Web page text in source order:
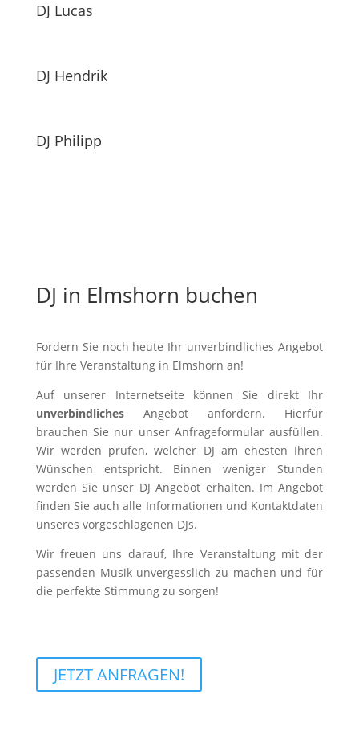
DJ Lucas
DJ Hendrik
DJ Philipp
DJ in Elmshorn buchen
Fordern Sie noch heute Ihr unverbindliches Angebot
für Ihre Veranstaltung in Elmshorn an!
Auf unserer Internetseite können Sie direkt Ihr
unverbindlichesAngebot anfordern. Hierfür
brauchen Sie nur unser Anfrageformular ausfüllen.
Wir werden prüfen, welcher DJ am ehesten Ihren
Wünschen entspricht. Binnen weniger Stunden
werden Sie unser DJ Angebot erhalten. Im Angebot
finden Sie auch alle Informationen und Kontaktdaten
unseres vorgeschlagenen DJs.
Wir freuen uns darauf, Ihre Veranstaltung mit der
passenden Musik unvergesslich zu machen und für
die perfekte Stimmung zu sorgen!
JETZT ANFRAGEN!